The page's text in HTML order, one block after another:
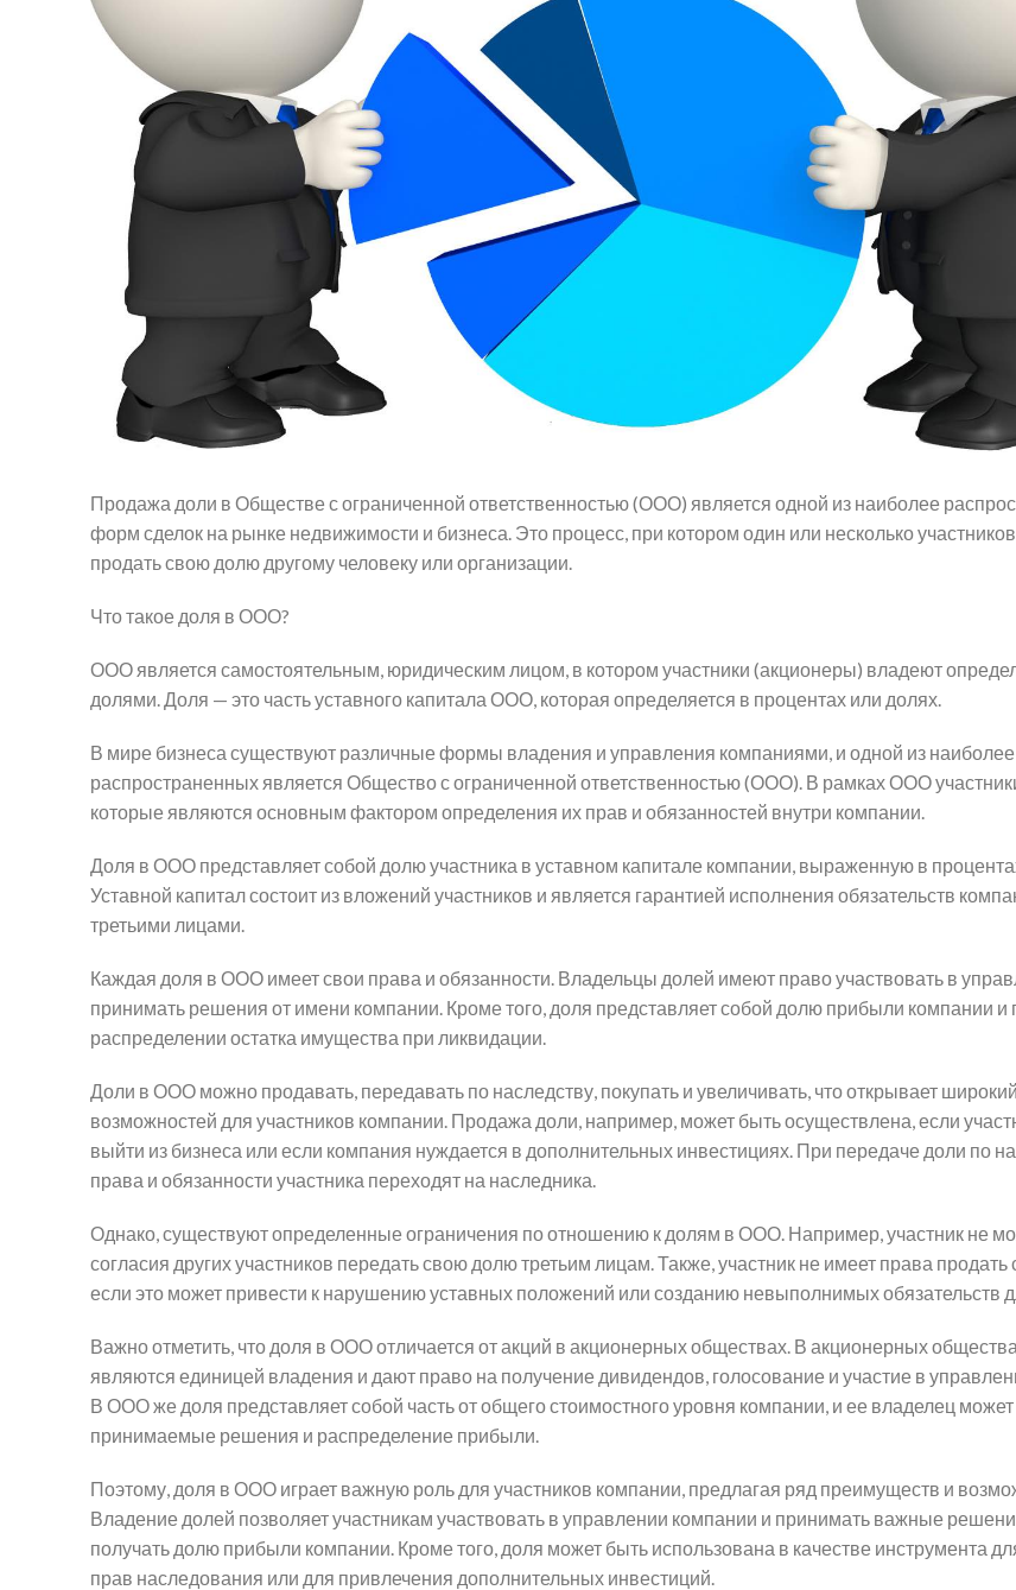
Продажа доли в Обществе с ограниченной ответственностью (ООО) является одной из наиболее
форм сделок на рынке недвижимости и бизнеса. Это процесс, при котором один или несколько
продать свою долю другому человеку или организации.
Что такое доля в ООО?
ООО является самостоятельным, юридическим лицом, в котором участники (акционеры) владеют
долями. Доля — это часть уставного капитала ООО, которая определяется в процентах или долях.
В мире бизнеса существуют различные формы владения и управления компаниями, и одной из наиболее
распространенных является Общество с ограниченной ответственностью (ООО). В рамках ООО
которые являются основным фактором определения их прав и обязанностей внутри компании.
Доля в ООО представляет собой долю участника в уставном капитале компании, выраженную в
Уставной капитал состоит из вложений участников и является гарантией исполнения обязательств
третьими лицами.
Каждая доля в ООО имеет свои права и обязанности. Владельцы долей имеют право участвовать в
принимать решения от имени компании. Кроме того, доля представляет собой долю прибыли компании и
распределении остатка имущества при ликвидации.
Доли в ООО можно продавать, передавать по наследству, покупать и увеличивать, что открывает
возможностей для участников компании. Продажа доли, например, может быть осуществлена, если
выйти из бизнеса или если компания нуждается в дополнительных инвестициях. При передаче доли по
права и обязанности участника переходят на наследника.
Однако, существуют определенные ограничения по отношению к долям в ООО. Например, участник не
согласия других участников передать свою долю третьим лицам. Также, участник не имеет права
если это может привести к нарушению уставных положений или созданию невыполнимых обязательств
Важно отметить, что доля в ООО отличается от акций в акционерных обществах. В акционерных
являются единицей владения и дают право на получение дивидендов, голосование и участие в
В ООО же доля представляет собой часть от общего стоимостного уровня компании, и ее владелец может
принимаемые решения и распределение прибыли.
Поэтому, доля в ООО играет важную роль для участников компании, предлагая ряд преимуществ и
Владение долей позволяет участникам участвовать в управлении компании и принимать важные
получать долю прибыли компании. Кроме того, доля может быть использована в качестве инструмента
прав наследования или для привлечения дополнительных инвестиций.